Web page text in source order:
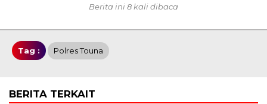
Berita ini 8 kali dibaca
Tag : Polres Touna
BERITA TERKAIT